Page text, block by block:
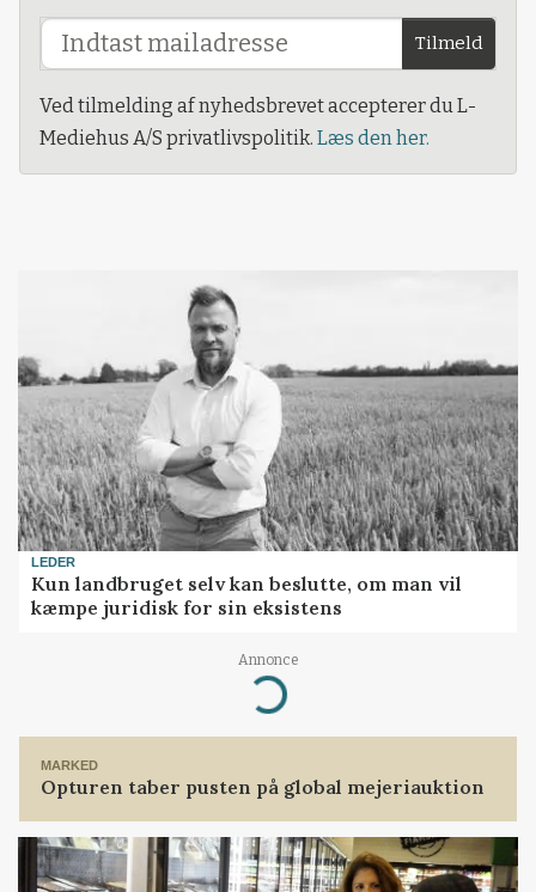
Tilmeld
Ved tilmelding af nyhedsbrevet accepterer du L-
Mediehus A/S privatlivspolitik. Læs den her.
LEDER
Kun landbruget selv kan beslutte, om man vil
kæmpe juridisk for sin eksistens
Annonce
Loading...
MARKED
Opturen taber pusten på global mejeriauktion